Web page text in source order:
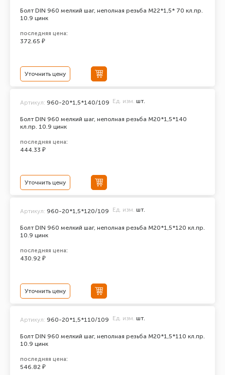
Болт DIN 960 мелкий шаг, неполная резьба M22*1,5* 70 кл.пр.
10.9 цинк
последняя цена:
372.65 ₽
Уточнить цену
Болт DIN 960 мелкий шаг, неполная резьба M20*1,5*140
кл.пр. 10.9 цинк
Артикул: 960-20*1,5*140/109 Ед. изм. шт.
последняя цена:
444.33 ₽
Уточнить цену
Болт DIN 960 мелкий шаг, неполная резьба M20*1,5*120 кл.пр.
10.9 цинк
Артикул: 960-20*1,5*120/109 Ед. изм. шт.
последняя цена:
430.92 ₽
Уточнить цену
Болт DIN 960 мелкий шаг, неполная резьба M20*1,5*110 кл.пр.
10.9 цинк
Артикул: 960-20*1,5*110/109 Ед. изм. шт.
последняя цена:
546.82 ₽